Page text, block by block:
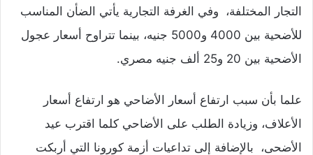
التجار المختلفة، وفي الغرفة التجارية يأتي الضأن المناسب
للأضحية بين 4000 و5000 جنيه، بينما تتراوح أسعار عجول
الأضحية بين 20 و25 ألف جنيه مصري.
علما بأن سبب ارتفاع أسعار الأضاحي هو ارتفاع أسعار
الأعلاف، وزيادة الطلب على الأضاحي كلما اقترب عيد
الأضحى، بالإضافة إلى تداعيات أزمة كورونا التي أربكت